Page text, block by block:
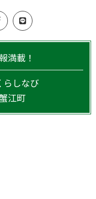
満載！
らしなび
江町